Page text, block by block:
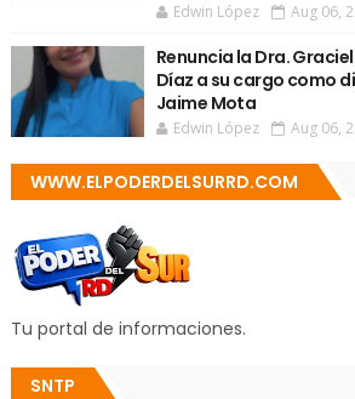
Edwin López Aug 06,
Renuncia la Dra.
Díaz a su cargo como
Jaime Mota
Edwin López Aug 06,
WWW.ELPODERDELSURRD.COM
Tu portal de informaciones.
SNTP